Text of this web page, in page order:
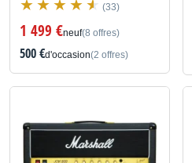
(33)
1 499 €neuf(8 offres)
500 €d'occasion(2 offres)